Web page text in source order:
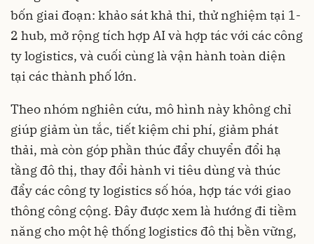
bốn giai đoạn: khảo sát khả thi, thử nghiệm tại 1-
2 hub, mở rộng tích hợp AI và hợp tác với các công
ty logistics, và cuối cùng là vận hành toàn diện
tại các thành phố lớn.
Theo nhóm nghiên cứu, mô hình này không chỉ
giúp giảm ùn tắc, tiết kiệm chi phí, giảm phát
thải, mà còn góp phần thúc đẩy chuyển đổi hạ
tầng đô thị, thay đổi hành vi tiêu dùng và thúc
đẩy các công ty logistics số hóa, hợp tác với giao
thông công cộng. Đây được xem là hướng đi tiềm
năng cho một hệ thống logistics đô thị bền vững,